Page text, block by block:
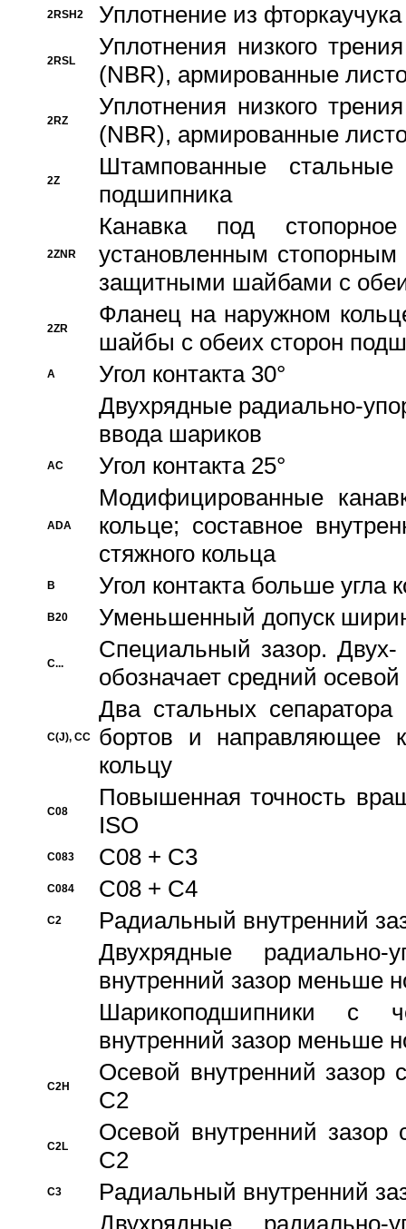
2RSH2 Уплотнение из
2RSL
Уплотнения низкого
(NBR), армированные
2RZ
Уплотнения низкого
(NBR), армированные
2Z
Штампованные
подшипника
2ZNR
Канавка под
установленным
защитными шайбами с
2ZR
Фланец на наружном
шайбы с обеих сторон
A
Угол контакта 30°
Двухрядные радиально-
ввода шариков
AC Угол контакта 25°
ADA
Модифицированные
кольце; составное
стяжного кольца
B Угол контакта больше угла
B20 Уменьшенный допуск
C...
Специальный зазор.
обозначает средний
C(J), CC
Два стальных сепаратора
бортов и направляющее
кольцу
C08
Повышенная точность
ISO
C083 C08 + C3
C084 C08 + C4
C2
Pадиальный внутренний
Двухрядные радиально-
внутренний зазор меньше
Шарикоподшипники с
внутренний зазор меньше
C2H
Осевой внутренний зазор
C2
C2L
Осевой внутренний зазор
C2
C3
Pадиальный внутренний
Двухрядные